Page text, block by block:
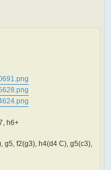
h6+
g5, f2(g3), h4(d4 C), g5(c3),